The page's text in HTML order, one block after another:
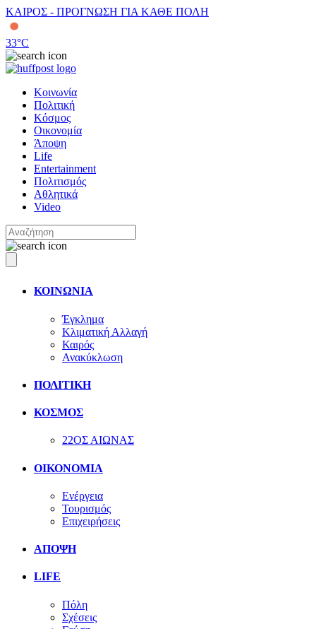
ΚΑΙΡΟΣ - ΠΡΟΓΝΩΣΗ ΓΙΑ ΚΑΘΕ ΠΟΛΗ
33°C
Κοινωνία
Πολιτική
Κόσμος
Οικονομία
Άποψη
Life
Entertainment
Πολιτισμός
Αθλητικά
Video
ΚΟΙΝΩΝΙΑ
Έγκλημα
Κλιματική Αλλαγή
Καιρός
Ανακύκλωση
ΠΟΛΙΤΙΚΗ
ΚΟΣΜΟΣ
22ΟΣ ΑΙΩΝΑΣ
ΟΙΚΟΝΟΜΙΑ
Ενέργεια
Τουρισμός
Επιχειρήσεις
ΑΠΟΨΗ
LIFE
Πόλη
Σχέσεις